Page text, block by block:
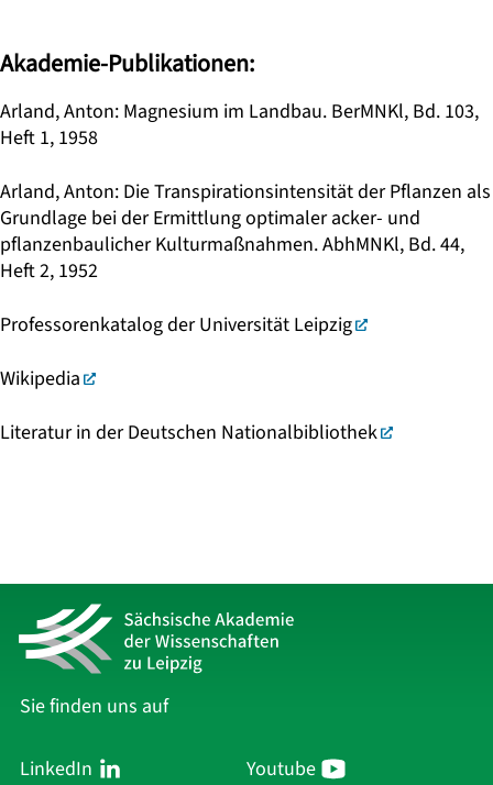
Akademie-Publikationen:
Arland, Anton: Magnesium im Landbau. BerMNKl, Bd. 103,
Heft 1, 1958
Arland, Anton: Die Transpirationsintensität der Pflanzen als
Grundlage bei der Ermittlung optimaler acker- und
pflanzenbaulicher Kulturmaßnahmen. AbhMNKl, Bd. 44,
Heft 2, 1952
Professorenkatalog der Universität Leipzig
Wikipedia
Literatur in der Deutschen Nationalbibliothek
Sie finden uns auf
LinkedIn
Youtube